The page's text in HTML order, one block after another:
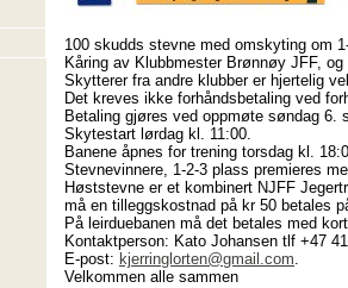
100 skudds stevne med omskyting om
Kåring av Klubbmester Brønnøy JFF,
Skytterer fra andre klubber er hjertelig
Det kreves ikke forhåndsbetaling ved
Betaling gjøres ved oppmøte søndag 6.
Skytestart lørdag kl. 11:00.
Banene åpnes for trening torsdag kl.
Stevnevinnere, 1-2-3 plass premieres
Høststevne er et kombinert NJFF
må en tilleggskostnad på kr 50 betales
På leirduebanen må det betales med
Kontaktperson: Kato Johansen tlf +47
E-post: kjerringlorten@gmail.com.
Velkommen alle sammen